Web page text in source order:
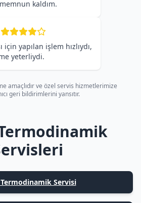
kaldım.
için yapılan işlem hızlıydı,
yeterliydi.
amaçlıdır ve özel servis hizmetlerimize
geri bildirimlerini yansıtır.
Servisi